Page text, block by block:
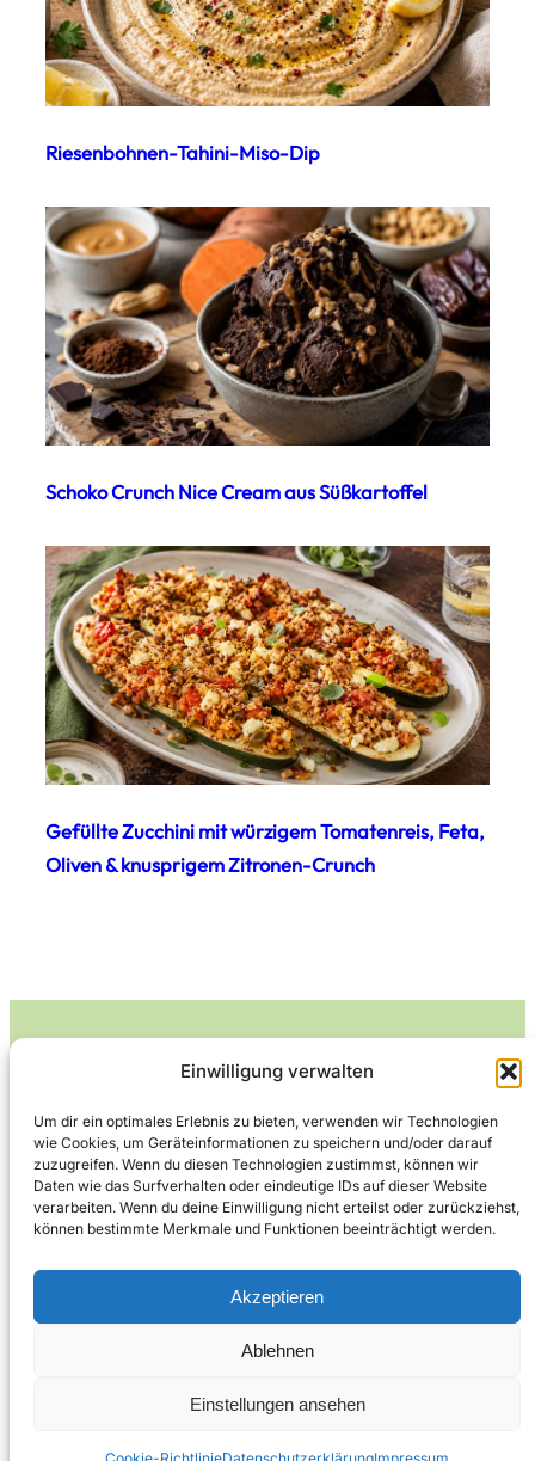
Einwilligung verwalten
Um dir ein optimales Erlebnis zu bieten, verwenden wir Technologien
wie Cookies, um Geräteinformationen zu speichern und/oder darauf
zuzugreifen. Wenn du diesen Technologien zustimmst, können wir
Daten wie das Surfverhalten oder eindeutige IDs auf dieser Website
verarbeiten. Wenn du deine Einwilligung nicht erteilst oder zurückziehst,
können bestimmte Merkmale und Funktionen beeinträchtigt werden.
Akzeptieren
Ablehnen
Einstellungen ansehen
Riesenbohnen-Tahini-Miso-Dip
Schoko Crunch Nice Cream aus Süßkartoffel
Gefüllte Zucchini mit würzigem Tomatenreis, Feta,
Oliven & knusprigem Zitronen-Crunch
Leckerlife
Lecker essen – gesund leben.
Kontakt
Copyright © 2026 Designed by